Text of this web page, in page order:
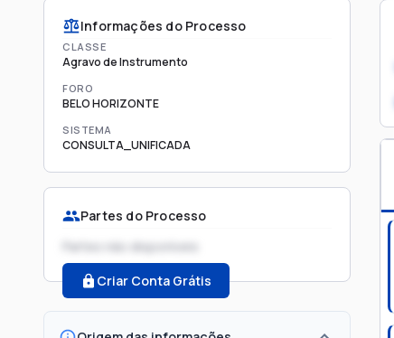
Informações do Processo
CLASSE
Agravo de Instrumento
FORO
BELO HORIZONTE
SISTEMA
CONSULTA_UNIFICADA
Partes do Processo
Partes não disponíveis
Criar Conta Grátis